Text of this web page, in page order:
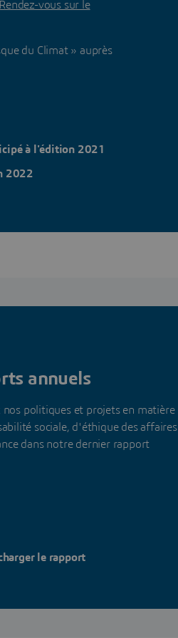
Rendez-vous sur le
du Climat » auprès
à l'édition 2021
2022
annuels
nos politiques et projets en matière
sociale, d'éthique des affaires
dans notre dernier rapport
le rapport